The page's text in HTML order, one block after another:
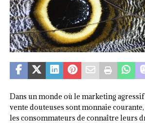
Dans un monde où le marketing
vente douteuses sont monnaie
les consommateurs de connaître leurs